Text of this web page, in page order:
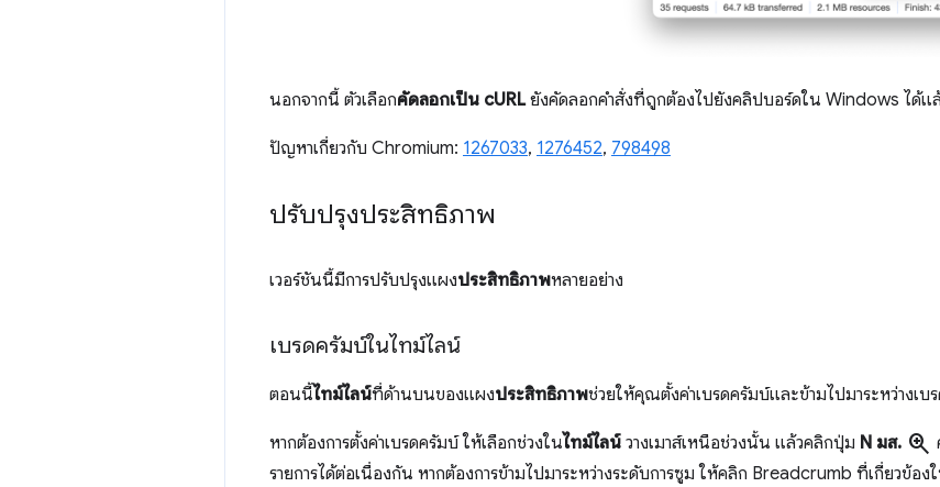
นอกจากนี้ ตัวเลือกคัดลอกเป็น cURLยังคัดลอกคำสั่งที่ถูกต้องไปยังคลิปบอร์ดใน Windows ได้แ
ปัญหาเกี่ยวกับ Chromium: 1267033, 1276452, 798498
ปรับปรุงประสิทธิภาพ
เวอร์ชันนี้มีการปรับปรุงแผงประสิทธิภาพหลายอย่าง
เบรดครัมบ์ในไทม์ไลน์
ตอนนี้ไทม์ไลน์ที่ด้านบนของแผงประสิทธิภาพช่วยให้คุณตั้งค่าเบรดครัมบ์และข้ามไปมาระหว่างเบ
หากต้องการตั้งค่าเบรดครัมบ์ ให้เลือกช่วงในไทม์ไลน์ วางเมาส์เหนือช่วงนั้น แล้วคลิกปุ่ม N มส. zoom_in
รายการได้ต่อเนื่องกัน หากต้องการข้ามไปมาระหว่างระดับการซูม ให้คลิก Breadcrumb ที่เกี่ยวข้อ